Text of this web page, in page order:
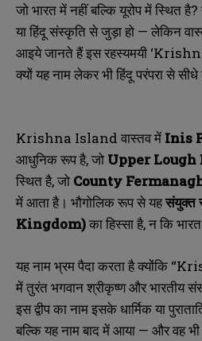
जो भारत में नहीं बल्कि यूरोप में स्थित है?
या हिंदू संस्कृति से जुड़ा हो — लेकिन
आइये जानते हैं इस रहस्यमयी ‘
क्यों यह नाम लेकर भी हिंदू परंपरा से
Krishna Island वास्तव में Inis
आधुनिक रूप है,जो Upper Lough
स्थित है,जो County
में आता है। भौगोलिक रूप से यहसंयुक्त
Kingdom)का हिस्सा है,न कि
यह नाम भ्रम पैदा करता है क्योंकि “
में तुरंत भगवान श्रीकृष्ण और भारतीय
इस द्वीप का नाम इसके धार्मिक या
बल्कि यह नाम बाद में आया — और वह